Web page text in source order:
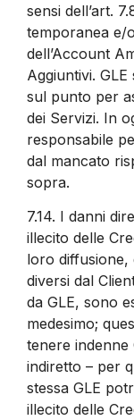
sensi dell’art.
temporanea e/
dell’Account
Aggiuntivi.
sul punto per
dei Servizi. In
responsabile
dal mancato
sopra.
7.14. I danni
illecito delle
loro
diversi dal
da GLE, sono
medesimo;
tenere indenne
indiretto – per
stessa GLE
illecito delle